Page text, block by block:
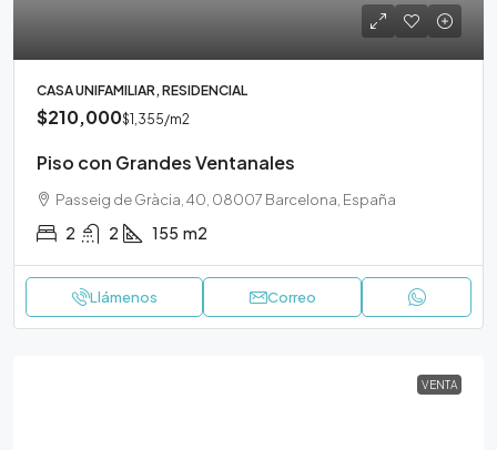
CASA UNIFAMILIAR, RESIDENCIAL
$210,000$1,355/m2
Piso con Grandes Ventanales
Passeig de Gràcia, 40, 08007 Barcelona, España
2 2 155 m2
Llámenos Correo
VENTA